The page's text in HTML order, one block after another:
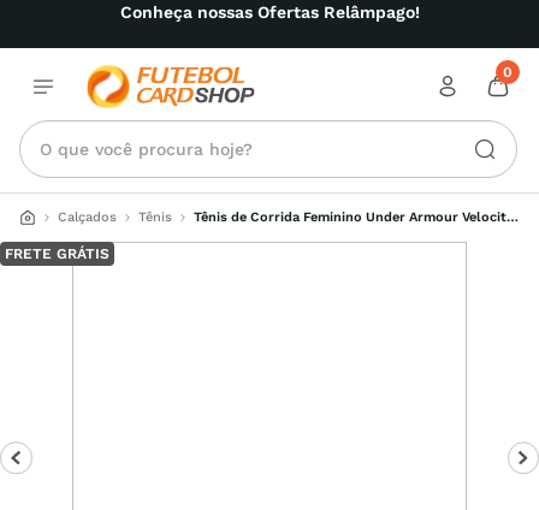
Conheça nossas Ofertas Relâmpago!
0
O que você procura hoje?
Calçados Tênis
Tênis de Corrida Feminino Under Armour Velociti
FRETE GRÁTIS